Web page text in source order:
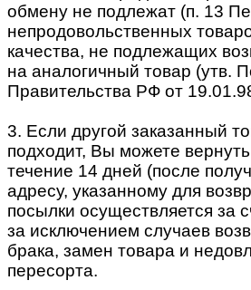
обмену не подлежат (п. 13
непродовольственных
качества, не подлежащих
на аналогичный товар (утв.
Правительства РФ от
3. Если другой заказанный
подходит, Вы можете
течение 14 дней (после
адресу, указанному для
посылки осуществляется за
за исключением случаев
брака, замен товара и
пересорта.